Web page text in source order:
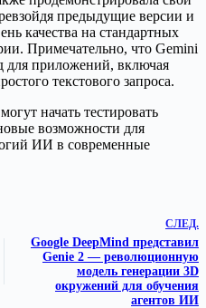
предыдущие версии и
качества на стандартных
Примечательно, что Gemini
для приложений, включая
текстового запроса.
начать тестировать
возможности для
ИИ в современные
СЛЕД.
Google DeepMind представил
Genie 2 — революционную
модель генерации 3D
окружений для обучения
агентов ИИ